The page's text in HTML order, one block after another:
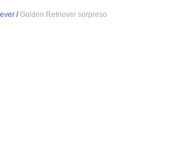
/Golden Retriever sorpreso